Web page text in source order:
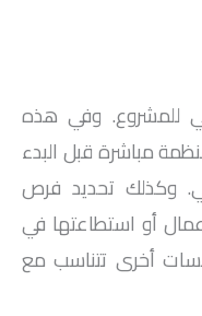
للمشروع. وفي هذه
مباشرة قبل البدء
وكذلك تحديد فرص
أو استطاعتها في
أخرى تتناسب مع